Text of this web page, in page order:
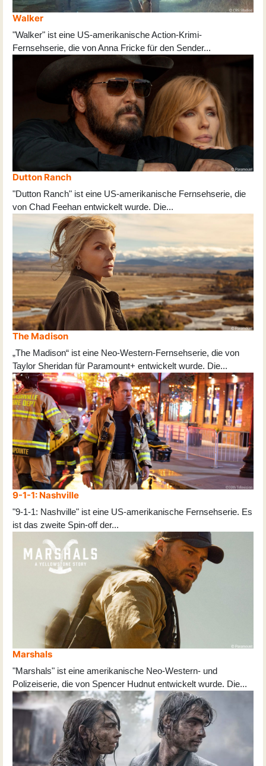
Walker
"Walker" ist eine US-amerikanische Action-Krimi-
Fernsehserie, die von Anna Fricke für den Sender...
Dutton Ranch
"Dutton Ranch" ist eine US-amerikanische Fernsehserie, die
von Chad Feehan entwickelt wurde. Die...
The Madison
„The Madison“ ist eine Neo-Western-Fernsehserie, die von
Taylor Sheridan für Paramount+ entwickelt wurde. Die...
9-1-1: Nashville
"9-1-1: Nashville" ist eine US-amerikanische Fernsehserie. Es
ist das zweite Spin-off der...
Marshals
"Marshals" ist eine amerikanische Neo-Western- und
Polizeiserie, die von Spencer Hudnut entwickelt wurde. Die...